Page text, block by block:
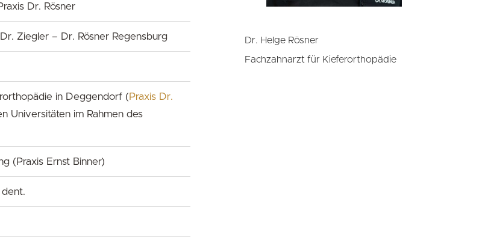
Dr. Rösner
Ziegler – Dr. Rösner Regensburg
in Deggendorf (Praxis Dr.
Universitäten im Rahmen des
(Praxis Ernst Binner)
Dr. Helge Rösner
Fachzahnarzt für Kieferorthopädie